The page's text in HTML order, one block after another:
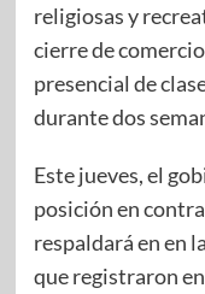
religiosas y
cierre de
presencial de
durante dos
Este jueves, el
posición en
respaldará en en
que registraron